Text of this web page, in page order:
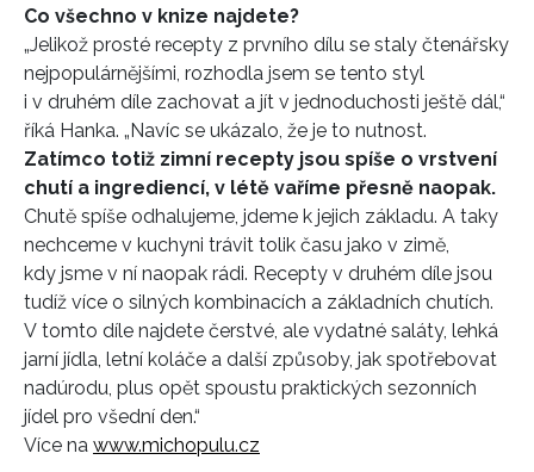
Co všechno v knize najdete?
„Jelikož prosté recepty z prvního dílu se staly čtenářsky
nejpopulárnějšími, rozhodla jsem se tento styl
i v druhém díle zachovat a jít v jednoduchosti ještě dál,“
říká Hanka. „Navíc se ukázalo, že je to nutnost.
Zatímco totiž zimní recepty jsou spíše o vrstvení
chutí a ingrediencí, v létě vaříme přesně naopak.
Chutě spíše odhalujeme, jdeme k jejich základu. A taky
nechceme v kuchyni trávit tolik času jako v zimě,
kdy jsme v ní naopak rádi. Recepty v druhém díle jsou
tudíž více o silných kombinacích a základních chutích.
V tomto díle najdete čerstvé, ale vydatné saláty, lehká
jarní jídla, letní koláče a další způsoby, jak spotřebovat
nadúrodu, plus opět spoustu praktických sezonních
jídel pro všední den.“
Více na www.michopulu.cz